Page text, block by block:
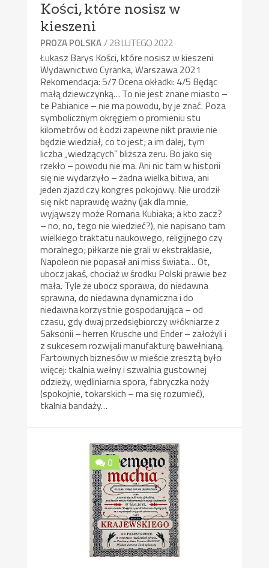
Kości, które nosisz w
kieszeni
PROZA POLSKA/ 28 LUTEGO 2022
Łukasz Barys Kości, które nosisz w kieszeni
Wydawnictwo Cyranka, Warszawa 2021
Rekomendacja: 5/7 Ocena okładki: 4/5 Będąc
małą dziewczynką… To nie jest znane miasto –
te Pabianice – nie ma powodu, by je znać. Poza
symbolicznym okręgiem o promieniu stu
kilometrów od Łodzi zapewne nikt prawie nie
będzie wiedział, co to jest; a im dalej, tym
liczba „wiedzących” bliższa zeru. Bo jako się
rzekło – powodu nie ma. Ani nic tam w historii
się nie wydarzyło – żadna wielka bitwa, ani
jeden zjazd czy kongres pokojowy. Nie urodził
się nikt naprawdę ważny (jak dla mnie,
wyjąwszy może Romana Kubiaka; a kto zacz?
– no, no, tego nie wiedzieć?), nie napisano tam
wielkiego traktatu naukowego, religijnego czy
moralnego; piłkarze nie grali w ekstraklasie,
Napoleon nie popasał ani miss świata… Ot,
ubocz jakaś, chociaż w środku Polski prawie bez
mała. Tyle że ubocz sporawa, do niedawna
sprawna, do niedawna dynamiczna i do
niedawna korzystnie gospodarująca – od
czasu, gdy dwaj przedsiębiorczy włókniarze z
Saksonii – herren Krusche und Ender – założyli i
z sukcesem rozwijali manufakturę bawełnianą.
Fartownych biznesów w mieście zresztą było
więcej: tkalnia wełny i szwalnia gustownej
odzieży, wędliniarnia spora, fabryczka noży
(spokojnie, tokarskich – ma się rozumieć),
tkalnia bandaży…
0